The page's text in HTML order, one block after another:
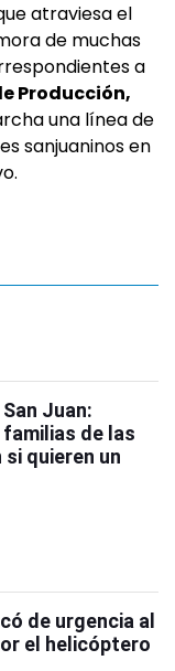
atraviesa el
de muchas
a
Producción,
una línea de
sanjuaninos en
Juan:
de las
quieren un
de urgencia al
el helicóptero